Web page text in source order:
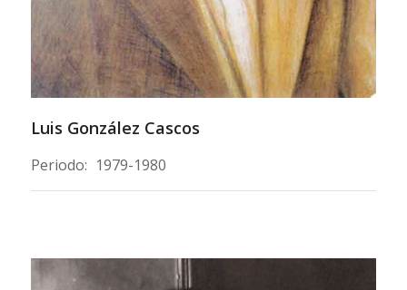
Luis González Cascos
Periodo: 1979-1980